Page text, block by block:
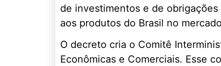
de investimentos e de
aos produtos do Brasil no
O decreto cria o Comitê
Econômicas e Comerciais. Esse